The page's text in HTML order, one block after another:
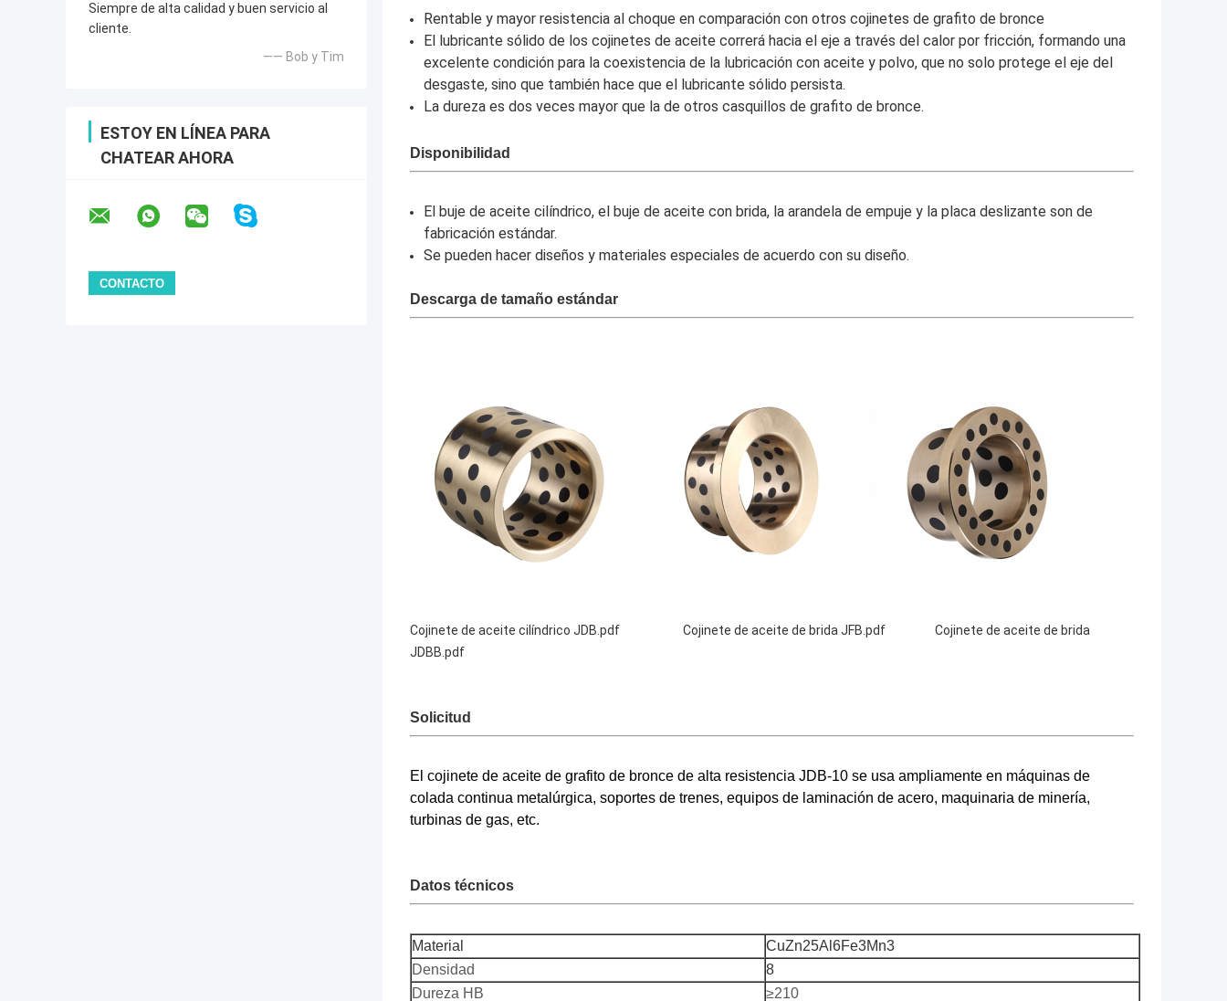
Siempre de alta calidad y buen servicio al
cliente.
—— Bob y Tim
ESTOY EN LÍNEA PARA
CHATEAR AHORA
Rentable y mayor resistencia al choque en comparación con otros cojinetes de grafito de bronce
El lubricante sólido de los cojinetes de aceite correrá hacia el eje a través del calor por fricción, formando una
excelente condición para la coexistencia de la lubricación con aceite y polvo, que no solo protege el eje del
desgaste, sino que también hace que el lubricante sólido persista.
La dureza es dos veces mayor que la de otros casquillos de grafito de bronce.
Disponibilidad
El buje de aceite cilíndrico, el buje de aceite con brida, la arandela de empuje y la placa deslizante son de
fabricación estándar.
Se pueden hacer diseños y materiales especiales de acuerdo con su diseño.
Descarga de tamaño estándar
Cojinete de aceite cilíndrico JDB.pdf Cojinete de aceite de brida JFB.pdf
Cojinete de aceite de brida
JDBB.pdf
Solicitud
El cojinete de aceite de grafito de bronce de alta resistencia JDB-10 se usa ampliamente en máquinas de
colada continua metalúrgica, soportes de trenes, equipos de laminación de acero, maquinaria de minería,
turbinas de gas, etc.
Datos técnicos
Material
CuZn25Al6Fe3Mn3
Densidad
8
Dureza HB
≥210